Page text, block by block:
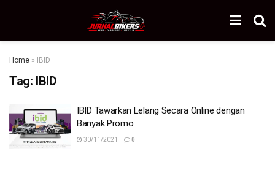
Home » IBID
Tag: IBID
IBID Tawarkan Lelang Secara Online dengan
Banyak Promo
30/11/2021 0